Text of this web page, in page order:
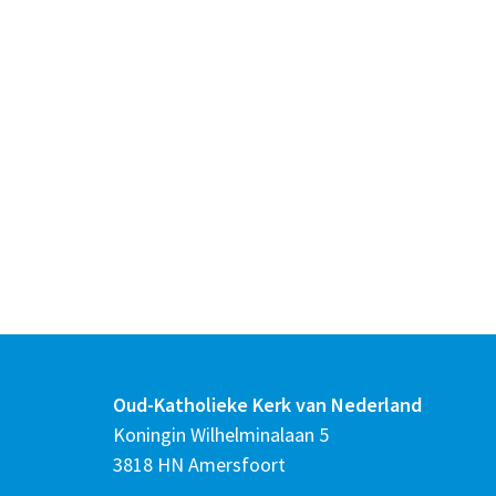
Oud-Katholieke Kerk van Nederland
Koningin Wilhelminalaan 5
3818 HN Amersfoort